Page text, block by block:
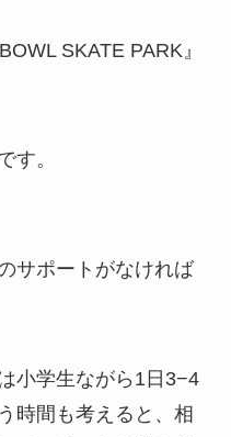
SKATE PARK』
す。
サポートがなければ
小学生ながら1日3−4
時間も考えると、相